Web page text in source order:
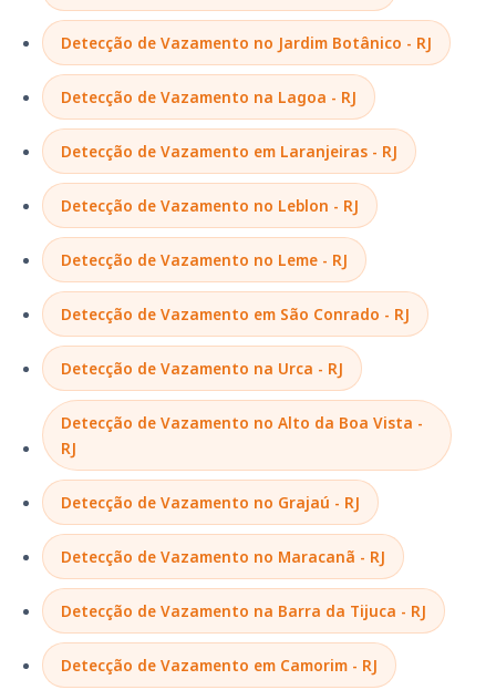
Detecção de Vazamento no Jardim Botânico - RJ
Detecção de Vazamento na Lagoa - RJ
Detecção de Vazamento em Laranjeiras - RJ
Detecção de Vazamento no Leblon - RJ
Detecção de Vazamento no Leme - RJ
Detecção de Vazamento em São Conrado - RJ
Detecção de Vazamento na Urca - RJ
Detecção de Vazamento no Alto da Boa Vista -
RJ
Detecção de Vazamento no Grajaú - RJ
Detecção de Vazamento no Maracanã - RJ
Detecção de Vazamento na Barra da Tijuca - RJ
Detecção de Vazamento em Camorim - RJ